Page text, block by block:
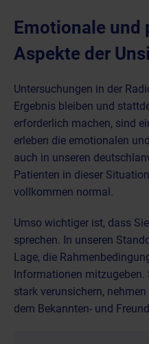
Emotionale und
Aspekte der
Untersuchungen in der
Ergebnis bleiben und
erforderlich machen, sind
erleben die emotionalen
auch in unseren
Patienten in dieser
vollkommen normal.
Umso wichtiger ist, dass
sprechen. In unseren
Lage, die
Informationen
stark verunsichern,
dem Bekannten- und